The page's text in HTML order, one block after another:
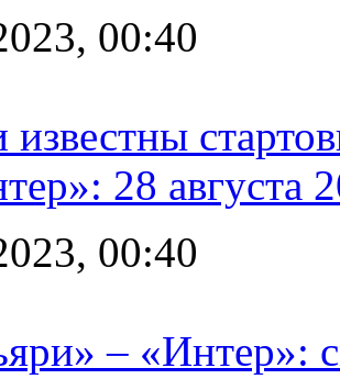
00:40
известны
28 августа
00:40
– «Интер»: